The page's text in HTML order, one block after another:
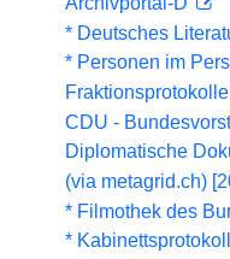
* Deutsches
* Personen im
CDU -
Diplomatische
(via metagrid.ch)
* Filmothek des
*